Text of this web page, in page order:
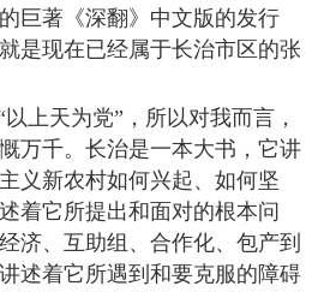
巨著《深翻》中文版的发行
现在已经属于长治市区的张
上天为党”，所以对我而言，
万千。长治是一本大书，它讲
义新农村如何兴起、如何坚
着它所提出和面对的根本问
济、互助组、合作化、包产到
述着它所遇到和要克服的障碍